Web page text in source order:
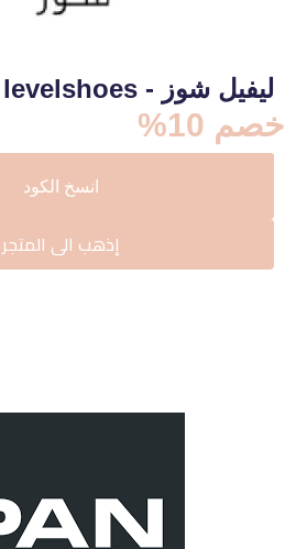
ليفيل شوز - levelshoes
خصم 10%
انسخ الكود
LS4
إذهب الى المتجر